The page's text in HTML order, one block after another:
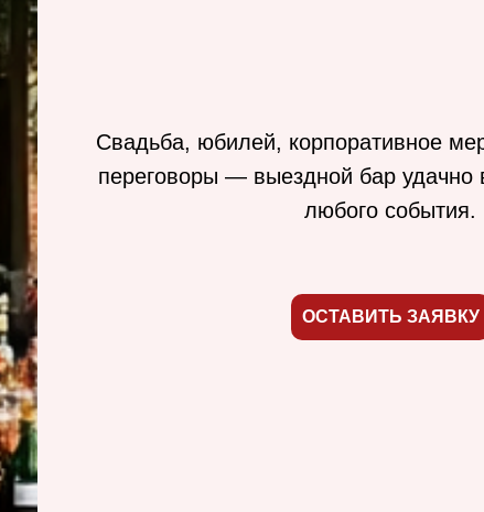
Свадьба, юбилей, корпоративное
переговоры — выездной бар
любого события.
ОСТАВИТЬ ЗАЯВКУ